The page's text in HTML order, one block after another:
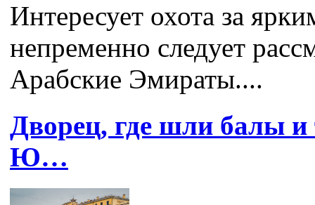
Интересует охота за
непременно следует
Арабские Эмираты....
Дворец, где шли балы и
Ю…